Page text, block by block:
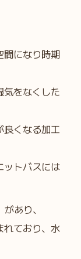
間になり時期
気をなくした
良くなる加工
ットバスには
あり、
れており、水